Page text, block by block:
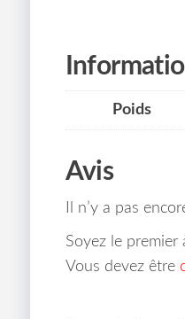
Poids
Avis
Il n’y a pas
Soyez le premier
Vous devez être